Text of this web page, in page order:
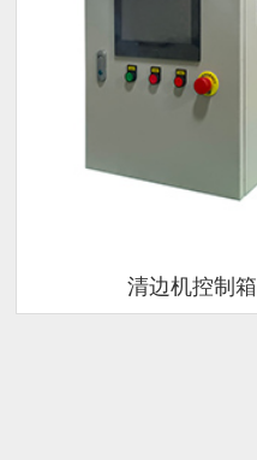
清边机控制箱